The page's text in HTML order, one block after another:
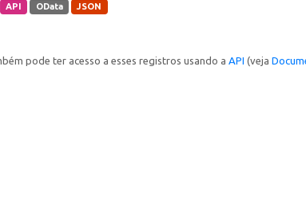
API OData JSON
pode ter acesso a esses registros usando a API (veja